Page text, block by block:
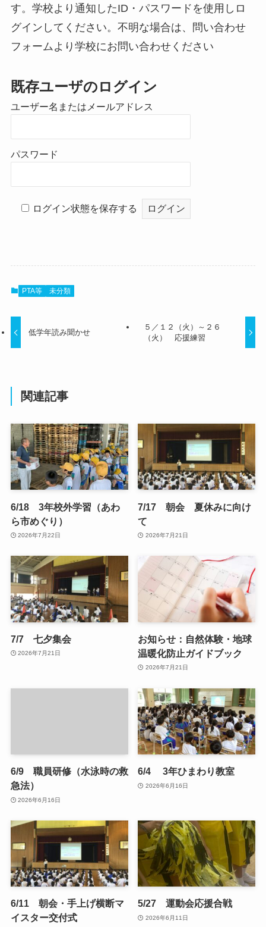
す。学校より通知したID・パスワードを使用しロ
グインしてください。不明な場合は、問い合わせ
フォームより学校にお問い合わせください
既存ユーザのログイン
ユーザー名またはメールアドレス
パスワード
ログイン状態を保存する
PTA等 未分類
低学年読み聞かせ
５／１２（火）～２６
（火） 応援練習
関連記事
6/18 3年校外学習（あわ
ら市めぐり）
2026年7月22日
7/17 朝会 夏休みに向け
て
2026年7月21日
7/7 七夕集会
2026年7月21日
お知らせ：自然体験・地球
温暖化防止ガイドブック
2026年7月21日
6/9 職員研修（水泳時の救
急法）
2026年6月16日
6/4 3年ひまわり教室
2026年6月16日
6/11 朝会・手上げ横断マ
イスター交付式
5/27 運動会応援合戦
2026年6月11日